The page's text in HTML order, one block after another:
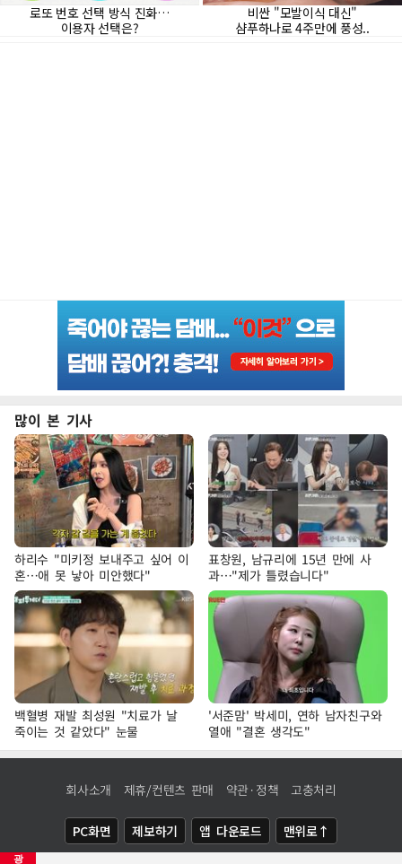
광
많이 본 기사
하리수 "미키정 보내주고 싶어 이
혼…애 못 낳아 미안했다"
표창원, 남규리에 15년 만에 사
과…"제가 틀렸습니다"
백혈병 재발 최성원 "치료가 날
죽이는 것 같았다" 눈물
'서준맘' 박세미, 연하 남자친구와
열애 "결혼 생각도"
회사소개 제휴/컨텐츠 판매 약관·정책 고충처리
PC화면 제보하기 앱 다운로드 맨위로↑